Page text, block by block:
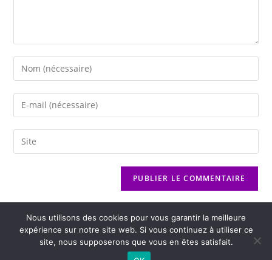
Nous utilisons des cookies pour vous garantir la meilleure
expérience sur notre site web. Si vous continuez à utiliser ce
site, nous supposerons que vous en êtes satisfait.